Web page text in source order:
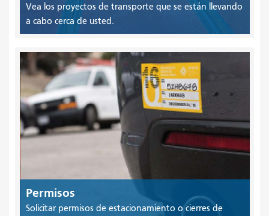
Vea los proyectos de transporte que se están llevando
a cabo cerca de usted.
Permisos
Solicitar permisos de estacionamiento o cierres de